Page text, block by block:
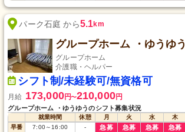
パーク石庭 から5.1km
グループホーム ・ゆうゆう
グループホーム
介護職・ヘルパー
シフト制/未経験可/無資格可
月給 173,000円〜210,000円
グループホーム ・ゆうゆうのシフト募集状況
就業時間 休憩 月 火 水 木
早番
7:00～16:00 - 急募 急募 急募 急募